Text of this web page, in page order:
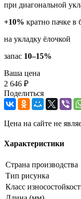
при диагональной
+10% кратно пачке
на укладку ёлочкой
запас 10–15%
Ваша цена
2 646 ₽
Поделиться
Цена на сайте не
Характеристики
Страна производства
Тип рисунка
Класс